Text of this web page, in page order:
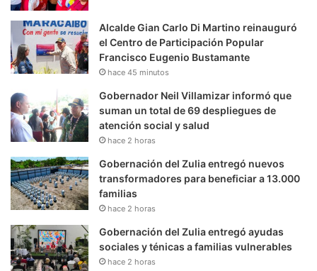
Alcalde Gian Carlo Di Martino reinauguró
el Centro de Participación Popular
Francisco Eugenio Bustamante
hace 45 minutos
Gobernador Neil Villamizar informó que
suman un total de 69 despliegues de
atención social y salud
hace 2 horas
Gobernación del Zulia entregó nuevos
transformadores para beneficiar a 13.000
familias
hace 2 horas
Gobernación del Zulia entregó ayudas
sociales y ténicas a familias vulnerables
hace 2 horas